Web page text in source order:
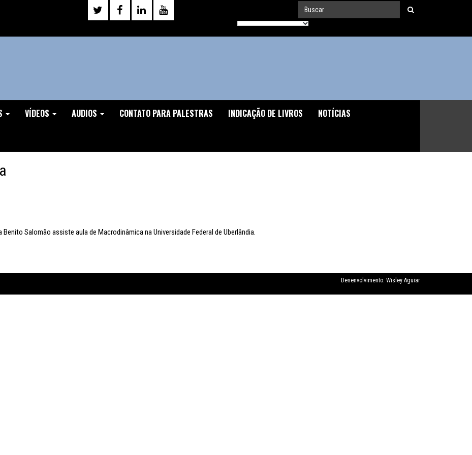
VÍDEOS AUDIOS CONTATO PARA PALESTRAS INDICAÇÃO DE LIVROS NOTÍCIAS
Salomão assiste aula de Macrodinâmica na Universidade Federal de Uberlândia.
Desenvolvimento: Wisley Aguiar